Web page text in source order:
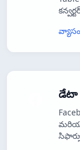
డేటా